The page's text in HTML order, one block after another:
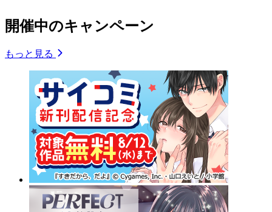
開催中のキャンペーン
もっと見る